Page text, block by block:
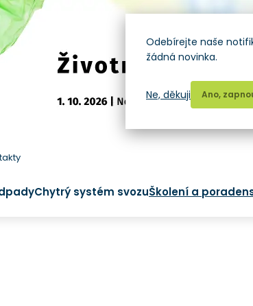
Chytrý systém svozuŠkolení a
Odebírejte naše
žádná novinka.
Ano,
Ne, děkuji